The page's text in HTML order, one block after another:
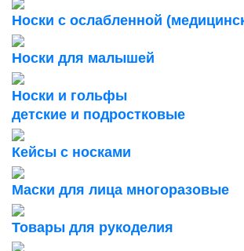
Носки с ослабленной
Носки для малышей
Носки и гольфы
детские и подростковые
Кейсы с носками
Маски для лица многоразовые
Товары для рукоделия